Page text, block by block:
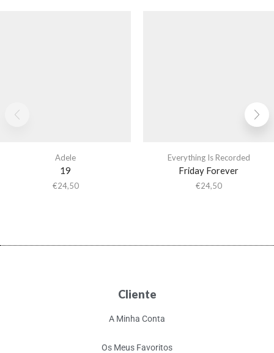
Adele
19
€24,50
Everything Is Recorded
Friday Forever
€24,50
Cliente
A Minha Conta
Os Meus Favoritos